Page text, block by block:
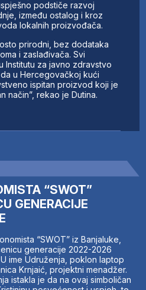
“SWOT”
GENERACIJE
“SWOT” iz Banjaluke,
generacije 2022-2026
ime Udruženja, poklon laptop
Krnjaić, projektni menadžer.
istakla je da na ovaj simboličan
podstiče razvoj
između ostalog i kroz
lokalnih proizvođača.
prirodni, bez dodataka
i zaslađivača. Svi
Institutu za javno zdravstvo
u Hercegovačkoj kući
ispitan proizvod koji je
način”, rekao je Dutina.